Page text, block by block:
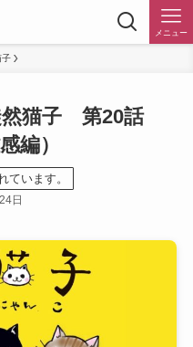
メニュー
子
然猫子 第20話
編）
ています。
日